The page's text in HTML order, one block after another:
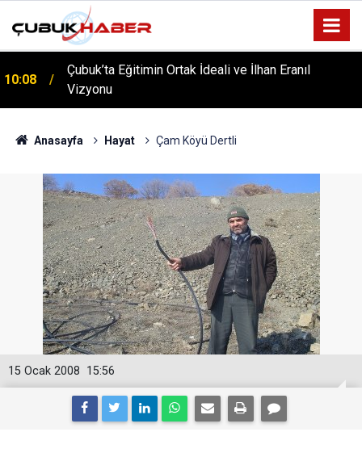
12:06
ÇUBUK’TA ‘YAZA MERHABA’ COŞKUSU: Kursiyerler
Gönüllerince Eğlendi!
Anasayfa Hayat Çam Köyü Dertli
15:56
15 Ocak 2008